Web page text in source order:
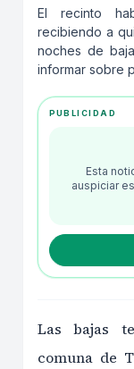
El recinto
recibiendo a
noches de
informar sobre
PUBLICIDAD
Esta
auspiciar
Las bajas
comuna de